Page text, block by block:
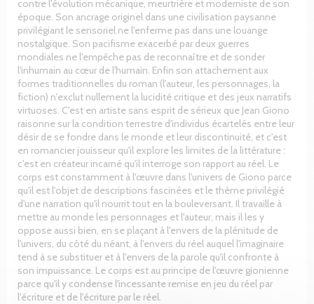
contre l'évolution mécanique, meurtrière et moderniste de son
époque. Son ancrage originel dans une civilisation paysanne
privilégiant le sensoriel ne l'enferme pas dans une louange
nostalgique. Son pacifisme exacerbé par deux guerres
mondiales ne l'empêche pas de reconnaître et de sonder
l'inhumain au cœur de l'humain. Enfin son attachement aux
formes traditionnelles du roman (l'auteur, les personnages, la
fiction) n'exclut nullement la lucidité critique et des jeux narratifs
virtuoses. C'est en artiste sans esprit de sérieux que Jean Giono
raisonne sur la condition terrestre d'individus écartelés entre leur
désir de se fondre dans le monde et leur discontinuité, et c'est
en romancier jouisseur qu'il explore les limites de la littérature :
c'est en créateur incarné qu'il interroge son rapport au réel. Le
corps est constamment à l'œuvre dans l'univers de Giono parce
qu'il est l'objet de descriptions fascinées et le thème privilégié
d'une narration qu'il nourrit tout en la bouleversant. Il travaille à
mettre au monde les personnages et l'auteur, mais il les y
oppose aussi bien, en se plaçant à l'envers de la plénitude de
l'univers, du côté du néant, à l'envers du réel auquel l'imaginaire
tend à se substituer et à l'envers de la parole qu'il confronte à
son impuissance. Le corps est au principe de l'œuvre gionienne
parce qu'il y condense l'incessante remise en jeu du réel par
l'écriture et de l'écriture par le réel.